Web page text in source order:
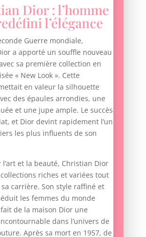
Dior : l’homme
l’élégance
Guerre mondiale,
a apporté un souffle nouveau
sa première collection en
« New Look ». Cette
en valeur la silhouette
des épaules arrondies, une
et une jupe ample. Le succès
et Dior devint rapidement l’un
les plus influents de son
et la beauté, Christian Dior
riches et variées tout
carrière. Son style raffiné et
les femmes du monde
de la maison Dior une
dans l’univers de
Après sa mort en 1957, de